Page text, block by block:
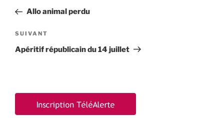
l’article
précédent
Allo animal perdu
Article
suivant
SUIVANT
Apéritif républicain du 14 juillet